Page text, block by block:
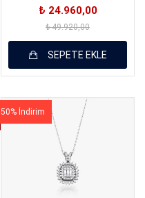
₺ 24.960,00
₺ 49.920,00
SEPETE EKLE
50% İndirim